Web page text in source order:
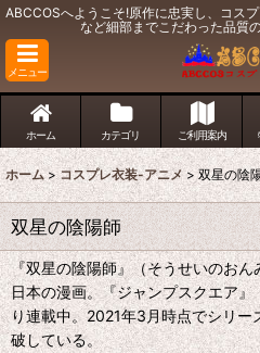
ABCCOSへようこそ!原作に忠実し、コス
など細部までこだわった品質
メニュー
ホーム カテゴリ ご利用案内
ホーム > コスプレ衣装-アニメ > 双星の陰
双星の陰陽師
『双星の陰陽師』（そうせいのお
日本の漫画。『ジャンプスクエア
り連載中。2021年3月時点でシリ
破している。